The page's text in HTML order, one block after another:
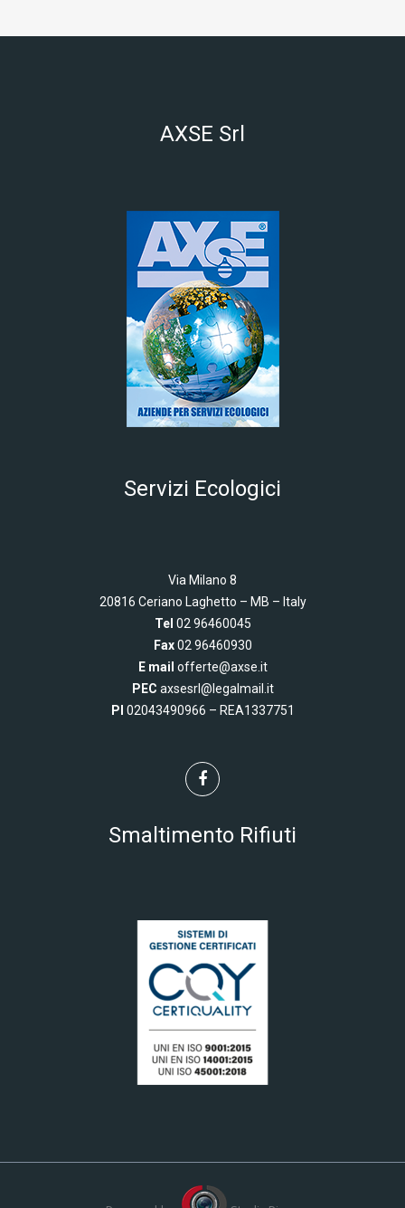
AXSE Srl
Servizi Ecologici
Via Milano 8
20816 Ceriano Laghetto – MB – Italy
Tel 02 96460045
Fax02 96460930
E mail offerte@axse.it
PEC axsesrl@legalmail.it
PI 02043490966 – REA1337751
Smaltimento Rifiuti